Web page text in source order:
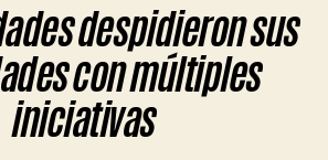
despidieron sus
con múltiples
iniciativas